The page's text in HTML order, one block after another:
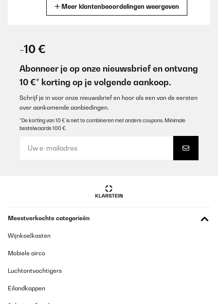
otra marca (de aquí en España) de mayor capacidad de en
fríamente que me ha estropeado en dos meses. Ese unidad enfría
mucho mejor a pesar de no tener tantas unidades de frio, y por
encima es mucho más silencioso. Lo recomiendo
Usuario/a de amazon
Vertaal
rapidement tout est ok pour nous
Utilisateur d'Amazon
Meer klantenbeoordelingen weergeven
-10 €
Abonneer je op onze nieuwsbrief en ontvang
10 €* korting op je volgende aankoop.
Schrijf je in voor onze nieuwsbrief en hoor als een van de eersten
over aankomende aanbiedingen.
*De korting van 10 € is niet te combineren met andere coupons. Minimale
bestelwaarde 100 €.
Meestverkochte categorieën
Wijnkoelkasten
Mobiele airco
Luchtontvochtigers
Eilandkappen